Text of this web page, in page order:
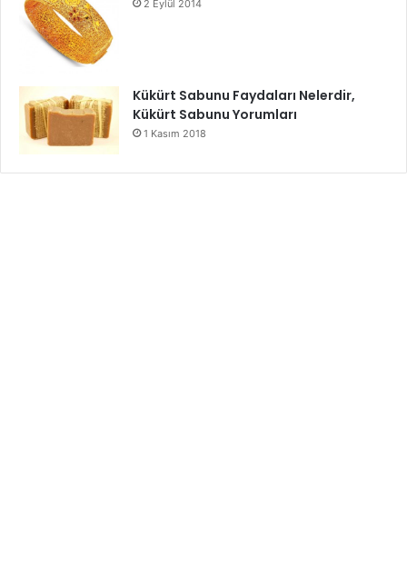
2 Eylül 2014
Kükürt Sabunu Faydaları Nelerdir,
Kükürt Sabunu Yorumları
1 Kasım 2018